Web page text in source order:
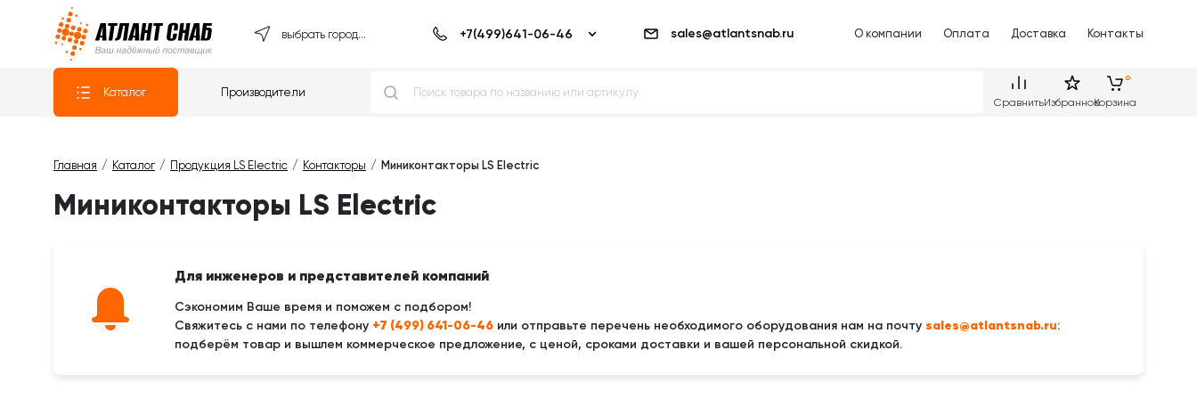
Атлантснаб
выбрать город... sales@atlantsnab.ru О компании Оплата Доставка Контакты
Каталог Производители
СравнитьИзбранноеКорзина
Главная Каталог Продукция LS Electric Контакторы Миниконтакторы LS Electric
Миниконтакторы LS Electric
Для инженеров и представителей компаний
Сэкономим Ваше время и поможем с подбором!
Свяжитесь с нами по телефону +7 (499) 641-06-46 или отправьте перечень необходимого оборудования нам на почту sales@atlantsnab.ru:
подберём товар и вышлем коммерческое предложение, с ценой, сроками доставки и вашей персональной скидкой.